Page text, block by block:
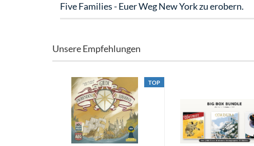
Five Families - Euer Weg New York zu erobern.
Unsere Empfehlungen
TOP